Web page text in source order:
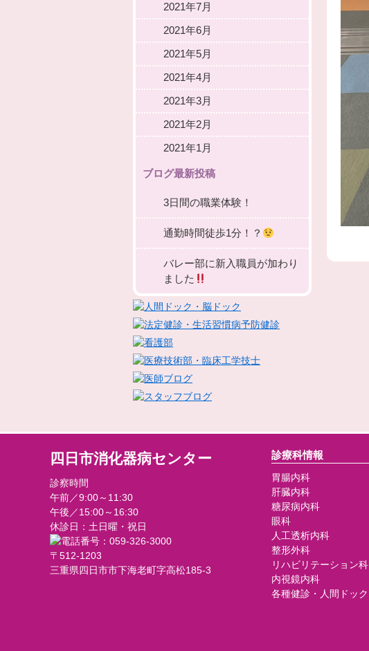
2021年7月
2021年6月
2021年5月
2021年4月
2021年3月
2021年2月
2021年1月
ブログ最新投稿
3日間の職業体験！
通勤時間徒歩1分！？
バレー部に新入職員が加わり
ました
四日市消化器病センター
診察時間
午前／9:00～11:30
午後／15:00～16:30
休診日：土日曜・祝日
〒512-1203
三重県四日市市下海老町字高松185-3
診療科情報
胃腸内科
肝臓内科
糖尿病内科
眼科
人工透析内科
整形外科
リハビリテーション科
内視鏡内科
各種健診・人間ドック